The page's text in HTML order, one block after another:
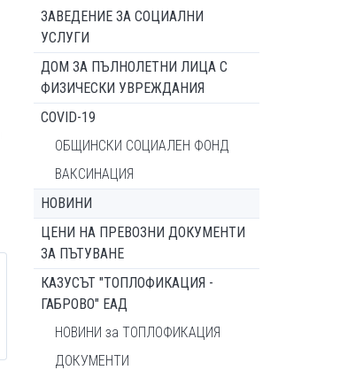
ЗАВЕДЕНИЕ ЗА СОЦИАЛНИ
УСЛУГИ
ДОМ ЗА ПЪЛНОЛЕТНИ ЛИЦА С
ФИЗИЧЕСКИ УВРЕЖДАНИЯ
COVID-19
ОБЩИНСКИ СОЦИАЛЕН ФОНД
ВАКСИНАЦИЯ
НОВИНИ
ЦЕНИ НА ПРЕВОЗНИ ДОКУМЕНТИ
ЗА ПЪТУВАНЕ
КАЗУСЪТ "ТОПЛОФИКАЦИЯ -
ГАБРОВО" ЕАД
НОВИНИ за ТОПЛОФИКАЦИЯ
ДОКУМЕНТИ